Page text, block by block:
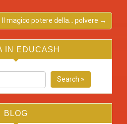
Il magico potere della… polvere →
IN EDUCASH
Search »
BLOG